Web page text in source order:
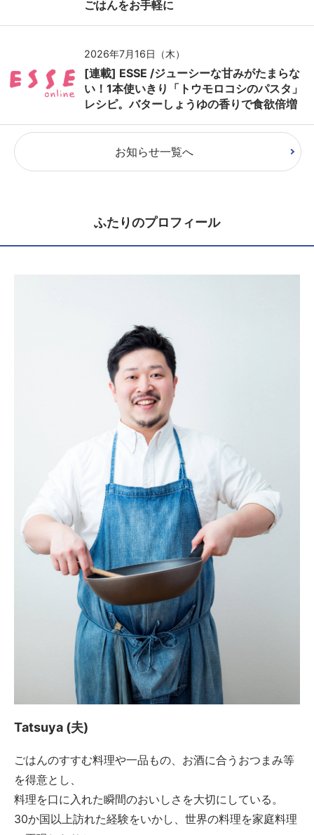
ごはんをお手軽に
2026年7月16日（木）
[連載] ESSE /ジューシーな甘みがたまらな
い！1本使いきり「トウモロコシのパスタ」
レシピ。バターしょうゆの香りで食欲倍増
お知らせ一覧へ
ふたりのプロフィール
Tatsuya (夫)
ごはんのすすむ料理や一品もの、お酒に合うおつまみ等
を得意とし、
料理を口に入れた瞬間のおいしさを大切にしている。
30か国以上訪れた経験をいかし、世界の料理を家庭料理